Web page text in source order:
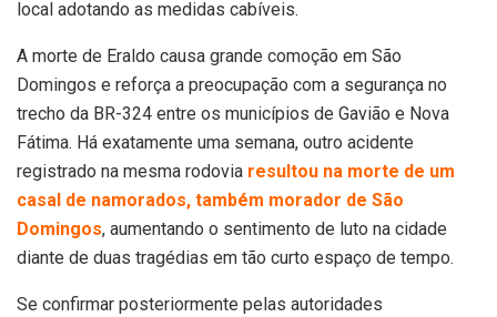
local adotando as medidas cabíveis.
A morte de Eraldo causa grande comoção em São
Domingos e reforça a preocupação com a segurança no
trecho da BR-324 entre os municípios de Gavião e Nova
Fátima. Há exatamente uma semana, outro acidente
registrado na mesma rodovia resultou na morte de um
casal de namorados, também morador de São
Domingos, aumentando o sentimento de luto na cidade
diante de duas tragédias em tão curto espaço de tempo.
Se confirmar posteriormente pelas autoridades